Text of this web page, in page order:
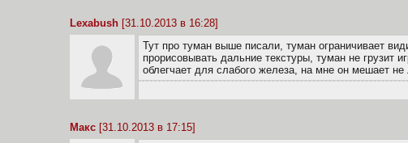
Lexabush [31.10.2013 в 16:28]
Тут про туман выше писали, туман ограничивает
прорисовывать дальние текстуры, туман не грузит
облегчает для слабого железа, на мне он мешает
Макс [31.10.2013 в 17:15]